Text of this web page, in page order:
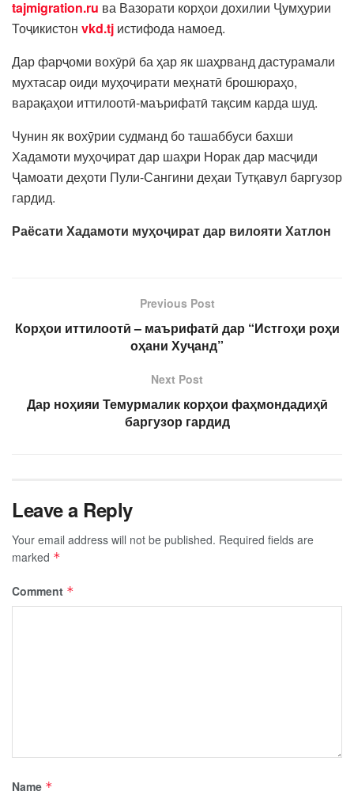
tajmigration.ru ва Вазорати корҳои дохилии Ҷумҳурии
Тоҷикистон vkd.tj истифода намоед.
Дар фарҷоми вохӯрӣ ба ҳар як шаҳрванд дастурамали
мухтасар оиди муҳоҷирати меҳнатӣ брошюраҳо,
варақаҳои иттилоотӣ-маърифатӣ тақсим карда шуд.
Чунин як вохӯрии судманд бо ташаббуси бахши
Хадамоти муҳоҷират дар шаҳри Норак дар масҷиди
Ҷамоати деҳоти Пули-Сангини деҳаи Тутқавул баргузор
гардид.
Раёсати Хадамоти муҳоҷират дар вилояти Хатлон
Previous Post
Корҳои иттилоотӣ – маърифатӣ дар “Истгоҳи роҳи
оҳани Хуҷанд”
Next Post
Дар ноҳияи Темурмалик корҳои фаҳмондадиҳӣ
баргузор гардид
Leave a Reply
Your email address will not be published. Required fields are
marked *
Comment *
Name *